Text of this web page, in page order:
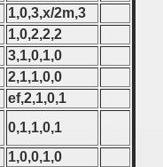
1,0,3,x/2m,3
1,0,2,2,2
3,1,0,1,0
2,1,1,0,0
ef,2,1,0,1
0,1,1,0,1
1,0,0,1,0